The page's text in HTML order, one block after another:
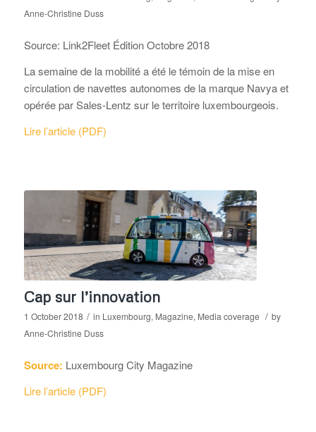
Anne-Christine Duss
Source: Link2Fleet Édition Octobre 2018
La semaine de la mobilité a été le témoin de la mise en
circulation de navettes autonomes de la marque Navya et
opérée par Sales-Lentz sur le territoire luxembourgeois.
Lire l’article (PDF)
Cap sur l’innovation
1 October 2018 / in Luxembourg, Magazine, Media coverage / by
Anne-Christine Duss
Source: Luxembourg City Magazine
Lire l’article (PDF)